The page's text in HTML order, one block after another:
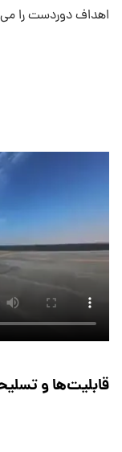
اهداف دوردست را
قابلیت‌ها و